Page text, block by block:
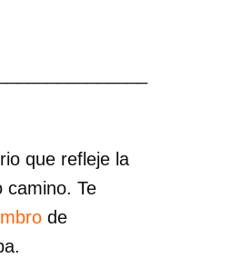
que refleje la
camino. Te
de